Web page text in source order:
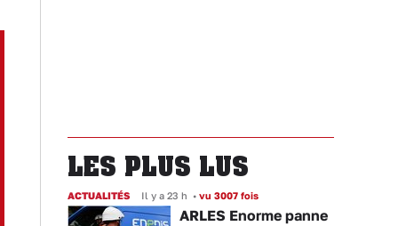
LES PLUS LUS
ACTUALITÉS Il y a 23 h • vu 3007 fois
ARLES Enorme panne